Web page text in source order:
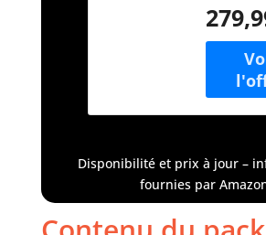
242SL
meuleuse
pour
vos
bricolage
One+
Deux
(4,0Ah et
Disponibilité et prix à jour –
fournies par